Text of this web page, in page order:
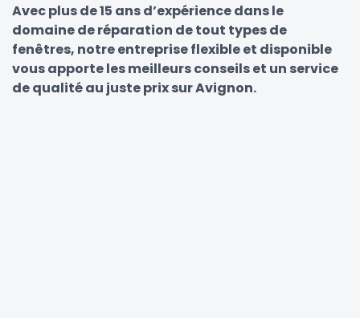
Avec plus de 15 ans d’expérience dans le
domaine de réparation de tout types de
fenêtres, notre entreprise flexible et disponible
vous apporte les meilleurs conseils et un service
de qualité au juste prix sur Avignon.